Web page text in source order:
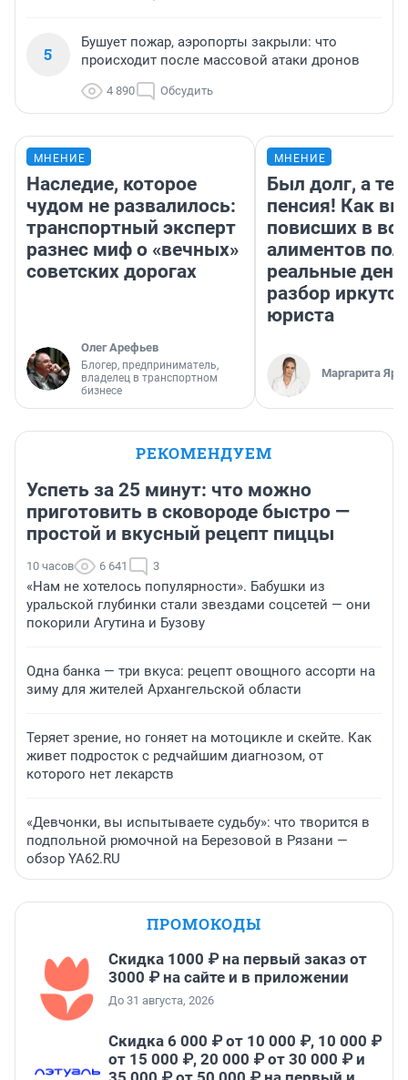
5
Бушует пожар, аэропорты закрыли: что
происходит после массовой атаки дронов
4 890 Обсудить
МНЕНИЕ
Наследие, которое
чудом не развалилось:
транспортный эксперт
разнес миф о «вечных»
советских дорогах
Олег Арефьев
Блогер, предприниматель,
владелец в транспортном
бизнесе
МНЕНИЕ
Был долг, а
пенсия! Как
повисших в
алиментов
реальные
разбор
юриста
Маргарита
РЕКОМЕНДУЕМ
Успеть за 25 минут: что можно
приготовить в сковороде быстро —
простой и вкусный рецепт пиццы
10 часов 6 641 3
«Нам не хотелось популярности». Бабушки из
уральской глубинки стали звездами соцсетей — они
покорили Агутина и Бузову
Одна банка — три вкуса: рецепт овощного ассорти на
зиму для жителей Архангельской области
Теряет зрение, но гоняет на мотоцикле и скейте. Как
живет подросток с редчайшим диагнозом, от
которого нет лекарств
«Девчонки, вы испытываете судьбу»: что творится в
подпольной рюмочной на Березовой в Рязани —
обзор YA62.RU
ПРОМОКОДЫ
Скидка 1000 ₽ на первый заказ от
3000 ₽ на сайте и в приложении
До 31 августа, 2026
Скидка 6 000 ₽ от 10 000 ₽, 10 000 ₽
от 15 000 ₽, 20 000 ₽ от 30 000 ₽ и